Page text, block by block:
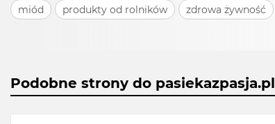
miód produkty od rolników zdrowa żywność
Podobne strony do pasiekazpasja.pl